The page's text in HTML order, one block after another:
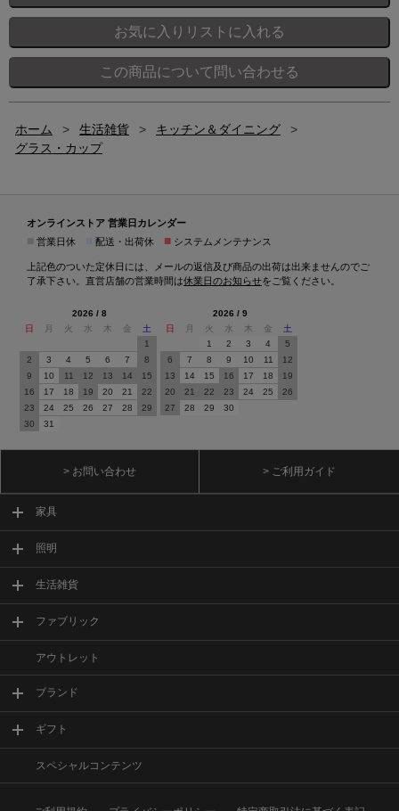
ホーム > 生活雑貨 > キッチン＆ダイニング
>
グラス・カップ
オンラインストア 営業日カレンダー
営業日休 配送・出荷休 ■ システムメンテナンス
上記色のついた定休日には、メールの返信及び商品の出荷は出来ませんのでご
了承下さい。直営店舗の営業時間は休業日のお知らせをご覧ください。
2026 / 8
日
月 火 水 木 金
土
1
2
3 4 5 6 7
8
9
10 11 12 13 14
15
16
17 18 19 20 21
22
23
24 25 26 27 28
29
30
31
2026 / 9
日
月 火 水 木 金
土
1
2 3 4
5
6
7 8 9 10 11
12
13
14 15 16 17 18
19
20
21 22 23 24 25
26
27
28 29 30
> お問い合わせ > ご利用ガイド
家具
照明
生活雑貨
ファブリック
アウトレット
ブランド
ギフト
スペシャルコンテンツ